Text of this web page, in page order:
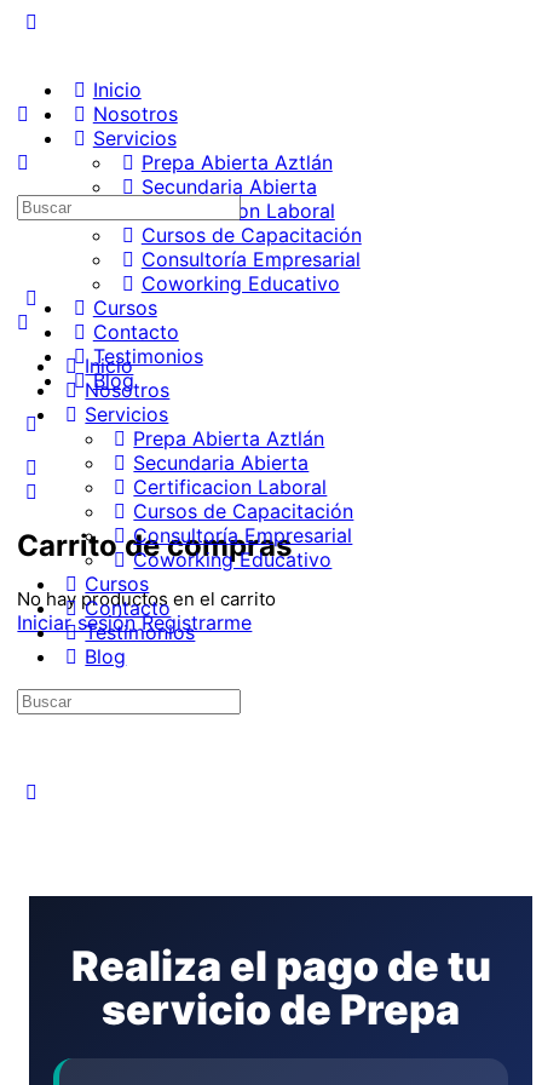
Inicio
Nosotros
Servicios
Prepa Abierta Aztlán
Secundaria Abierta
Certificacion Laboral
Cursos de Capacitación
Consultoría Empresarial
Coworking Educativo
Cursos
Contacto
Testimonios
Blog
Carrito de compras
Iniciar sesión Registrarme
Inicio
Nosotros
Servicios
Prepa Abierta Aztlán
Secundaria Abierta
Certificacion Laboral
Cursos de Capacitación
Consultoría Empresarial
Coworking Educativo
Cursos
Contacto
Testimonios
Blog
Realiza el pago de tu
servicio de Prepa